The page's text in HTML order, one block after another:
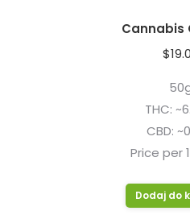
Cannabis
$
THC:
CBD:
Price per
Dodaj do